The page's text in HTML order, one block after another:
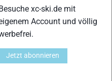
Kader 2026-27
Kombination Weltcup
Start in die neue
xc-ski.de mit
Account und völlig
Jetzt abonnieren